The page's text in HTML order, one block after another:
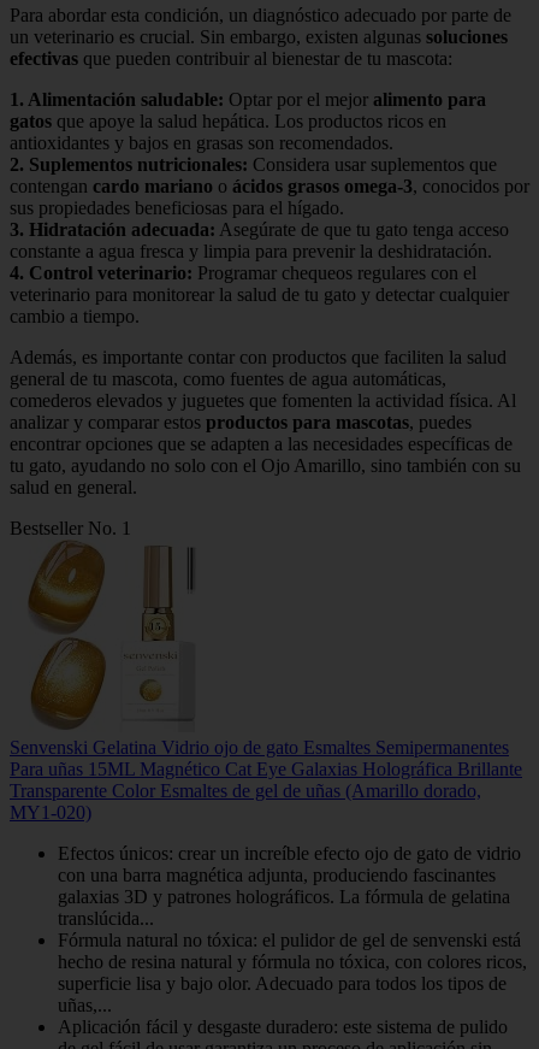
Para abordar esta condición, un diagnóstico adecuado por parte de
un veterinario es crucial. Sin embargo, existen algunas soluciones
efectivas que pueden contribuir al bienestar de tu mascota:
1. Alimentación saludable: Optar por el mejor alimento para
gatos que apoye la salud hepática. Los productos ricos en
antioxidantes y bajos en grasas son recomendados.
2. Suplementos nutricionales: Considera usar suplementos que
contengan cardo mariano o ácidos grasos omega-3, conocidos por
sus propiedades beneficiosas para el hígado.
3. Hidratación adecuada: Asegúrate de que tu gato tenga acceso
constante a agua fresca y limpia para prevenir la deshidratación.
4. Control veterinario: Programar chequeos regulares con el
veterinario para monitorear la salud de tu gato y detectar cualquier
cambio a tiempo.
Además, es importante contar con productos que faciliten la salud
general de tu mascota, como fuentes de agua automáticas,
comederos elevados y juguetes que fomenten la actividad física. Al
analizar y comparar estos productos para mascotas, puedes
encontrar opciones que se adapten a las necesidades específicas de
tu gato, ayudando no solo con el Ojo Amarillo, sino también con su
salud en general.
Bestseller No. 1
Senvenski Gelatina Vidrio ojo de gato Esmaltes Semipermanentes
Para uñas 15ML Magnético Cat Eye Galaxias Holográfica Brillante
Transparente Color Esmaltes de gel de uñas (Amarillo dorado,
MY1-020)
Efectos únicos: crear un increíble efecto ojo de gato de vidrio
con una barra magnética adjunta, produciendo fascinantes
galaxias 3D y patrones holográficos. La fórmula de gelatina
translúcida...
Fórmula natural no tóxica: el pulidor de gel de senvenski está
hecho de resina natural y fórmula no tóxica, con colores ricos,
superficie lisa y bajo olor. Adecuado para todos los tipos de
uñas,...
Aplicación fácil y desgaste duradero: este sistema de pulido